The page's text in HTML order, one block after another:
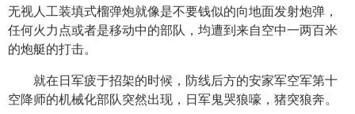
无视人工装填式榴弹炮就像是不要钱似的向地面发射炮弹，
任何火力点或者是移动中的部队，均遭到来自空中一两百米
的炮艇的打击。
就在日军疲于招架的时候，防线后方的安家军空军第十
空降师的机械化部队突然出现，日军鬼哭狼嚎，猪突狼奔。